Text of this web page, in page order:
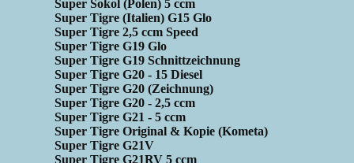
Super Sokol (Polen) 5 ccm
Super Tigre (Italien) G15 Glo
Super Tigre 2,5 ccm Speed
Super Tigre G19 Glo
Super Tigre G19 Schnittzeichnung
Super Tigre G20 - 15 Diesel
Super Tigre G20 (Zeichnung)
Super Tigre G20 - 2,5 ccm
Super Tigre G21 - 5 ccm
Super Tigre Original & Kopie (Kometa)
Super Tigre G21V
Super Tigre G21RV 5 ccm